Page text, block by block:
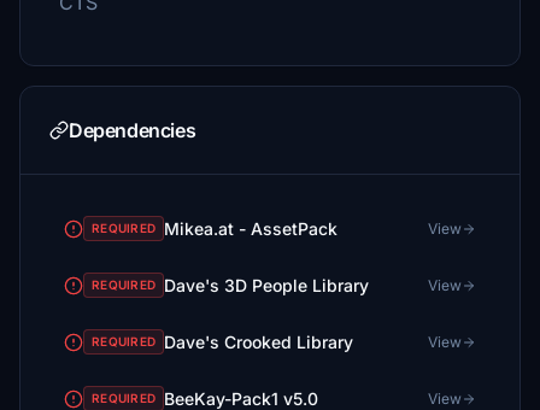
Dependencies
REQUIRED Mikea.at - AssetPack View
REQUIRED Dave's 3D People Library View
REQUIRED Dave's Crooked Library View
REQUIRED BeeKay-Pack1 v5.0 View